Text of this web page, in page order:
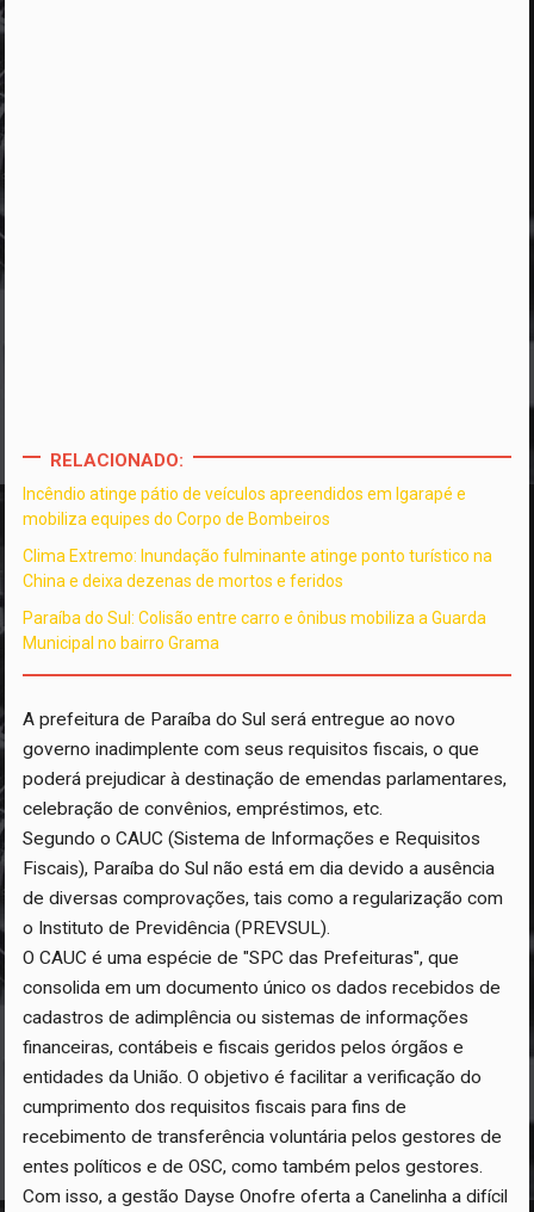
RELACIONADO:
Incêndio atinge pátio de veículos apreendidos em Igarapé e
mobiliza equipes do Corpo de Bombeiros
Clima Extremo: Inundação fulminante atinge ponto turístico na
China e deixa dezenas de mortos e feridos
Paraíba do Sul: Colisão entre carro e ônibus mobiliza a Guarda
Municipal no bairro Grama
A prefeitura de Paraíba do Sul será entregue ao novo
governo inadimplente com seus requisitos fiscais, o que
poderá prejudicar à destinação de emendas parlamentares,
celebração de convênios, empréstimos, etc.
Segundo o CAUC (Sistema de Informações e Requisitos
Fiscais), Paraíba do Sul não está em dia devido a ausência
de diversas comprovações, tais como a regularização com
o Instituto de Previdência (PREVSUL).
O CAUC é uma espécie de "SPC das Prefeituras", que
consolida em um documento único os dados recebidos de
cadastros de adimplência ou sistemas de informações
financeiras, contábeis e fiscais geridos pelos órgãos e
entidades da União. O objetivo é facilitar a verificação do
cumprimento dos requisitos fiscais para fins de
recebimento de transferência voluntária pelos gestores de
entes políticos e de OSC, como também pelos gestores.
Com isso, a gestão Dayse Onofre oferta a Canelinha a difícil